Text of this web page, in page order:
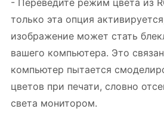
- Переведите режим цвета из
только эта опция
изображение может стать
вашего компьютера. Это
компьютер пытается
цветов при печати, словно
света монитором.